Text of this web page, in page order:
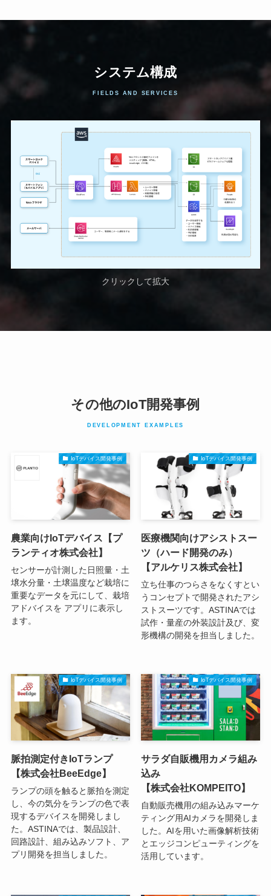
システム構成
FIELDS AND SERVICES
クリックして拡大
その他のIoT開発事例
DEVELOPMENT EXAMPLES
IoTデバイス開発事例
農業向けIoTデバイス【プ
ランティオ株式会社】
センサーが計測した日照量・土
壌水分量・土壌温度など栽培に
重要なデータを元にして、栽培
アドバイスを アプリに表示し
ます。
IoTデバイス開発事例
医療機関向けアシストスー
ツ（ハード開発のみ）
【アルケリス株式会社】
立ち仕事のつらさをなくすとい
うコンセプトで開発されたアシ
ストスーツです。ASTINAでは
試作・量産の外装設計及び、変
形機構の開発を担当しました。
IoTデバイス開発事例
脈拍測定付きIoTランプ
【株式会社BeeEdge】
ランプの頭を触ると脈拍を測定
し、今の気分をランプの色で表
現するデバイスを開発しまし
た。ASTINAでは、製品設計、
回路設計、組み込みソフト、ア
プリ開発を担当しました。
IoTデバイス開発事例
サラダ自販機用カメラ組み
込み
【株式会社KOMPEITO】
自動販売機用の組み込みマーケ
ティング用AIカメラを開発しま
した。AIを用いた画像解析技術
とエッジコンピューティングを
活用しています。